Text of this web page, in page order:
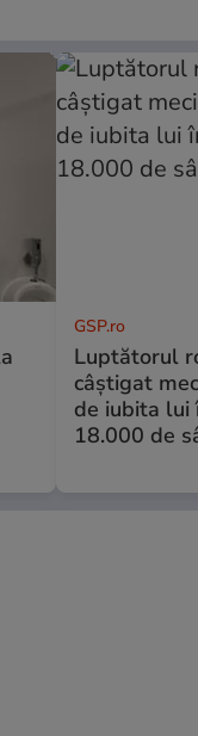
GSP.ro
Luptătorul
câștigat
de iubita lui
18.000 de